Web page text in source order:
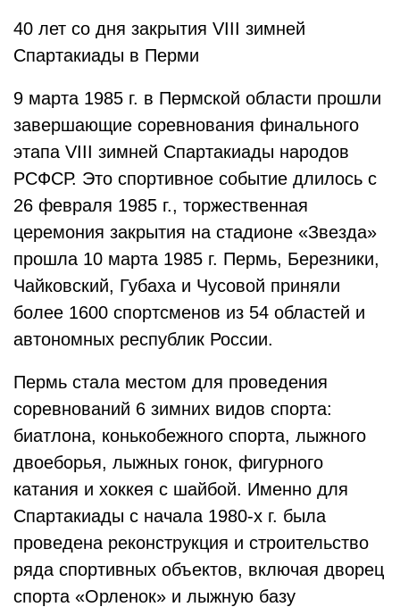
40 лет со дня закрытия VIII зимней
Спартакиады в Перми
9 марта 1985 г. в Пермской области прошли
завершающие соревнования финального
этапа VIII зимней Спартакиады народов
РСФСР. Это спортивное событие длилось с
26 февраля 1985 г., торжественная
церемония закрытия на стадионе «Звезда»
прошла 10 марта 1985 г. Пермь, Березники,
Чайковский, Губаха и Чусовой приняли
более 1600 спортсменов из 54 областей и
автономных республик России.
Пермь стала местом для проведения
соревнований 6 зимних видов спорта:
биатлона, конькобежного спорта, лыжного
двоеборья, лыжных гонок, фигурного
катания и хоккея с шайбой. Именно для
Спартакиады с начала 1980-х г. была
проведена реконструкция и строительство
ряда спортивных объектов, включая дворец
спорта «Орленок» и лыжную базу